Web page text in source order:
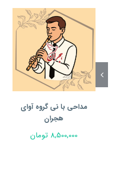
مداحی با نی گروه آوای
هجران
8,500,000 تومان